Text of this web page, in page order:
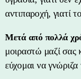
αντιπαροχή, γιατί
Μετά από πολλά
μοιραστώ μαζί
εύχομαι να γνώριζα